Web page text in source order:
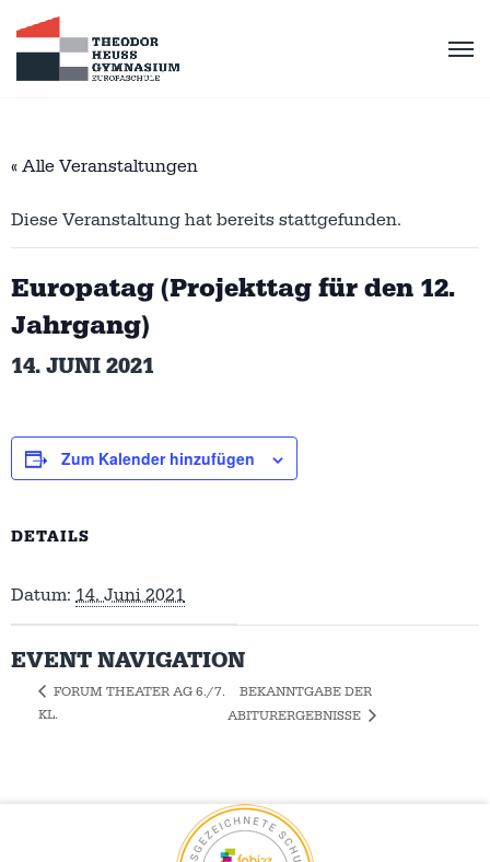
« Alle Veranstaltungen
Diese Veranstaltung hat bereits stattgefunden.
Europatag (Projekttag für den 12.
Jahrgang)
14. JUNI 2021
Zum Kalender hinzufügen
DETAILS
Datum: 14. Juni 2021
EVENT NAVIGATION
FORUM THEATER AG 6./7.
KL.
BEKANNTGABE DER
ABITURERGEBNISSE